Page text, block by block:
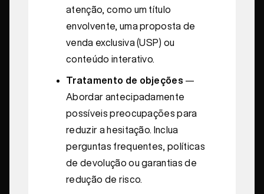
atenção, como um título
envolvente, uma proposta de
venda exclusiva (USP) ou
conteúdo interativo.
Tratamento de objeções —
Abordar antecipadamente
possíveis preocupações para
reduzir a hesitação. Inclua
perguntas frequentes, políticas
de devolução ou garantias de
redução de risco.